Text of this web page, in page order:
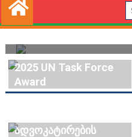
ვიდეოების კონკურსი:
ბავშვებისა და მათი
2025 UN Task Force
Award
ადვოკატირების